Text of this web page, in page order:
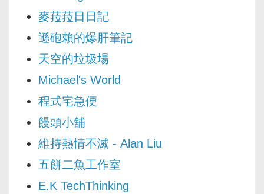
麥菈菈日日記
遜砲賴的爆肝筆記
天空的垃圾場
Michael's World
程式宅急便
饅頭小舖
維持熱情不滅 - Alan Liu
五餅二魚工作室
E.K TechThinking